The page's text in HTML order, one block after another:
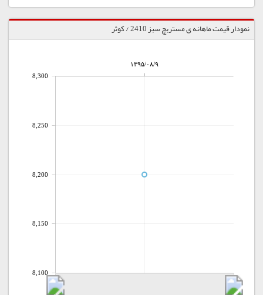
نمودار قیمت ماهانه ی مستربچ سبز 2410 / کوثر
۱۳۹۵/۰۸/۹
8,100
8,150
8,200
8,250
8,300